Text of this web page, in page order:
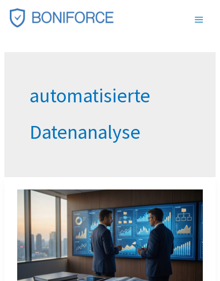
Zum
Inhalt
automatisierte
Datenanalyse